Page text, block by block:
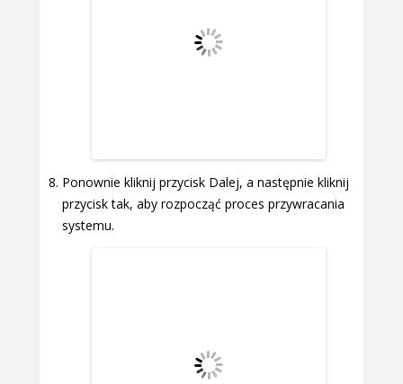
Ponownie kliknij przycisk Dalej, a następnie kliknij
przycisk tak, aby rozpocząć proces przywracania
systemu.